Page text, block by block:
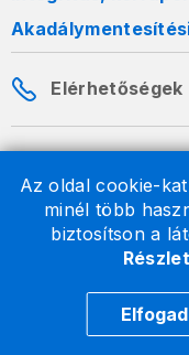
Az oldal cookie-
minél több
biztosítson a
Elérhetőségek
A honlapon szereplő
formában szabadon
2026 © A Nemzeti
jogvédelem alatt